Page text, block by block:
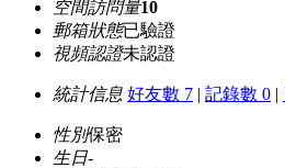
空間訪問量10
郵箱狀態已驗證
視頻認證未認證
統計信息 好友數 7 | 記錄數 0 |
性別保密
生日-